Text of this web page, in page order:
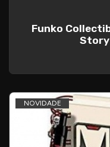
Funko
Story
NOVIDADE